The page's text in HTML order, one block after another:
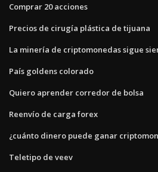
Comprar 20 acciones
Precios de cirugía plástica de tijuana
La minería de criptomonedas sigue
País goldens colorado
Quiero aprender corredor de bolsa
Reenvío de carga forex
¿cuánto dinero puede ganar
Teletipo de veev